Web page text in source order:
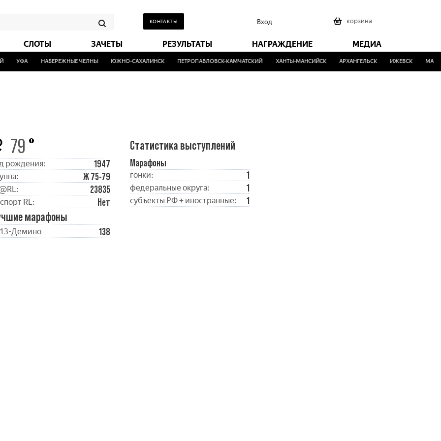
КОНТАКТЫ Вход корзина
СЛОТЫ ЗАЧЕТЫ РЕЗУЛЬТАТЫ НАГРАЖДЕНИЕ МЕДИА
УФА НАБЕРЕЖНЫЕ ЧЕЛНЫ ЮЖНО-САХАЛИНСК ПЕТРОПАВЛОВСК-КАМЧАТСКИЙ ХАНТЫ-МАНСИЙСК АРХАНГЕЛЬСК ИЖЕВСК
79
рождения: 1947
Ж 75-79
23835
RL: Нет
марафоны
Демино 138
Статистика выступлений
Марафоны
гонки: 1
федеральные округа: 1
субъекты РФ + иностранные: 1